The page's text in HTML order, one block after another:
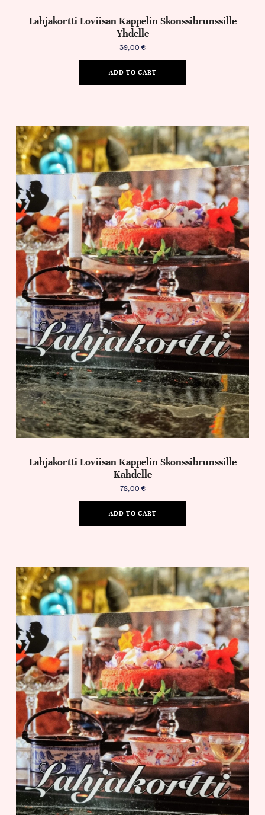
Lahjakortti Loviisan Kappelin Skonssibrunssille
Yhdelle
39,00 €
ADD TO CART
Lahjakortti Loviisan Kappelin Skonssibrunssille
Kahdelle
78,00 €
ADD TO CART